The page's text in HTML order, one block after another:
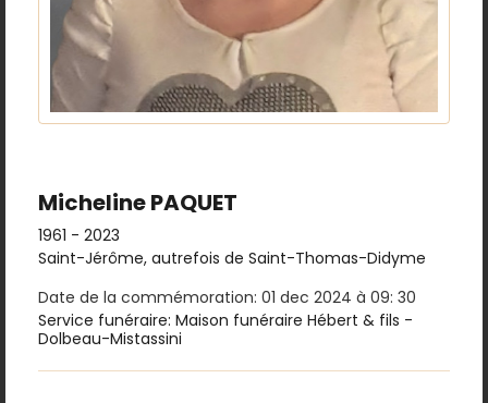
Micheline PAQUET
1961 - 2023
Saint-Jérôme, autrefois de Saint-Thomas-Didyme
Date de la commémoration: 01 dec 2024 à 09: 30
Service funéraire: Maison funéraire Hébert & fils -
Dolbeau-Mistassini